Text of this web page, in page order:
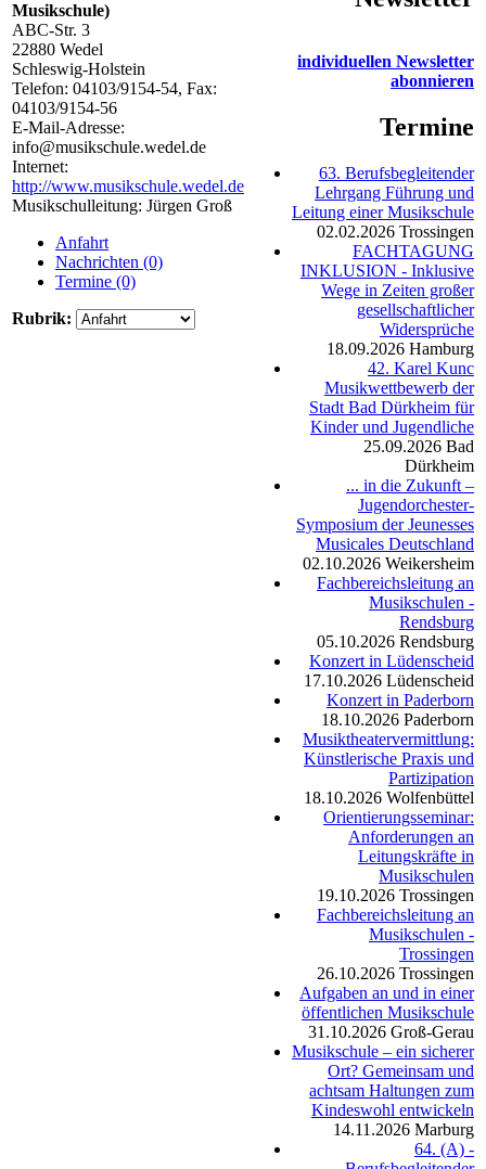
Musikschule)
ABC-Str. 3
22880 Wedel
Schleswig-Holstein
Telefon: 04103/9154-54, Fax:
04103/9154-56
E-Mail-Adresse:
info@musikschule.wedel.de
Internet:
http://www.musikschule.wedel.de
Musikschulleitung: Jürgen Groß
Anfahrt
Nachrichten (0)
Termine (0)
Rubrik:
individuellen Newsletter
abonnieren
Termine
63. Berufsbegleitender
Lehrgang Führung und
Leitung einer Musikschule
02.02.2026 Trossingen
FACHTAGUNG
INKLUSION - Inklusive
Wege in Zeiten großer
gesellschaftlicher
Widersprüche
18.09.2026 Hamburg
42. Karel Kunc
Musikwettbewerb der
Stadt Bad Dürkheim für
Kinder und Jugendliche
25.09.2026 Bad
Dürkheim
... in die Zukunft –
Jugendorchester-
Symposium der Jeunesses
Musicales Deutschland
02.10.2026 Weikersheim
Fachbereichsleitung an
Musikschulen -
Rendsburg
05.10.2026 Rendsburg
Konzert in Lüdenscheid
17.10.2026 Lüdenscheid
Konzert in Paderborn
18.10.2026 Paderborn
Musiktheatervermittlung:
Künstlerische Praxis und
Partizipation
18.10.2026 Wolfenbüttel
Orientierungsseminar:
Anforderungen an
Leitungskräfte in
Musikschulen
19.10.2026 Trossingen
Fachbereichsleitung an
Musikschulen -
Trossingen
26.10.2026 Trossingen
Aufgaben an und in einer
öffentlichen Musikschule
31.10.2026 Groß-Gerau
Musikschule – ein sicherer
Ort? Gemeinsam und
achtsam Haltungen zum
Kindeswohl entwickeln
14.11.2026 Marburg
64. (A) -